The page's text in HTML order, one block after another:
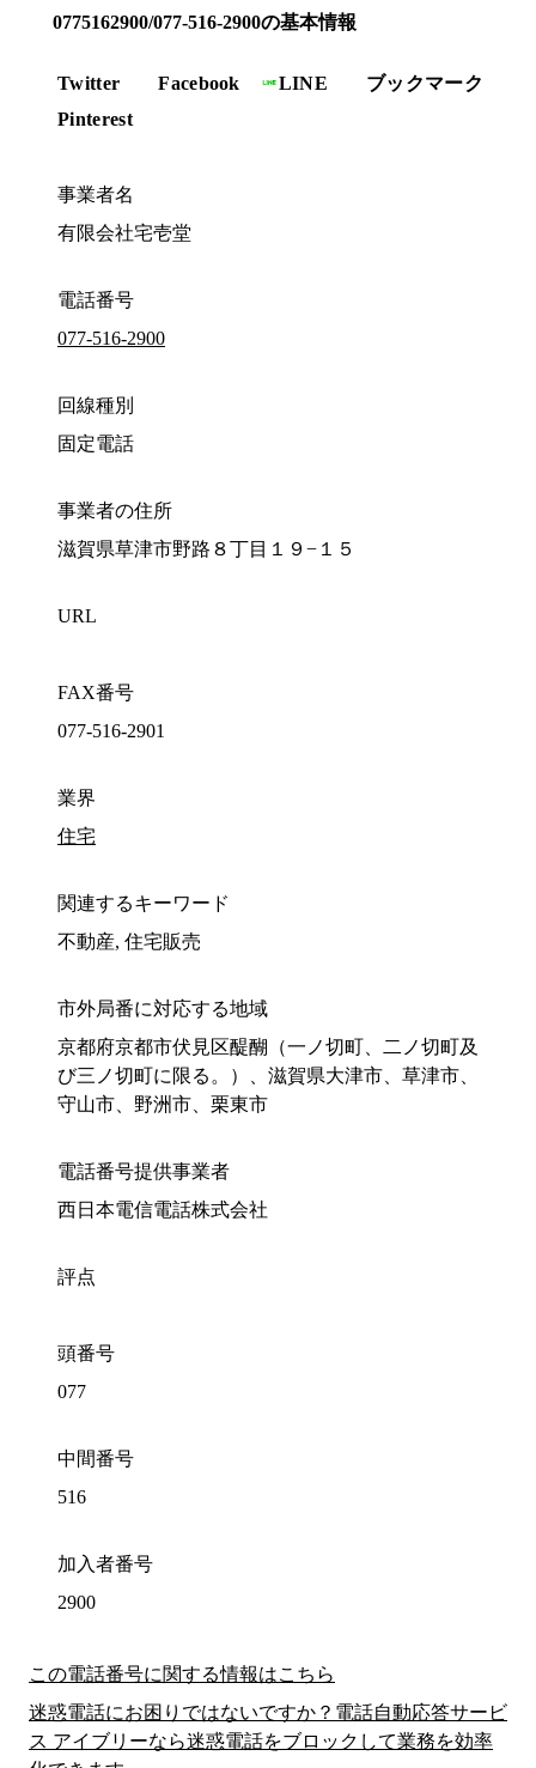
0775162900/077-516-2900の基本情報
Twitter Facebook LINE
ブックマーク
Pinterest
事業者名
有限会社宅壱堂
電話番号
077-516-2900
回線種別
固定電話
事業者の住所
滋賀県草津市野路８丁目１９−１５
URL
FAX番号
077-516-2901
業界
住宅
関連するキーワード
不動産, 住宅販売
市外局番に対応する地域
京都府京都市伏見区醍醐（一ノ切町、二ノ切町及
び三ノ切町に限る。）、滋賀県大津市、草津市、
守山市、野洲市、栗東市
電話番号提供事業者
西日本電信電話株式会社
評点
頭番号
077
中間番号
516
加入者番号
2900
この電話番号に関する情報はこちら
迷惑電話にお困りではないですか？電話自動応答サービ
ス アイブリーなら迷惑電話をブロックして業務を効率